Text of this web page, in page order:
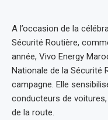
A l’occasion de la
Sécurité Routière,
année, Vivo Energy
Nationale de la Sécurité
campagne. Elle
conducteurs de
de la route.